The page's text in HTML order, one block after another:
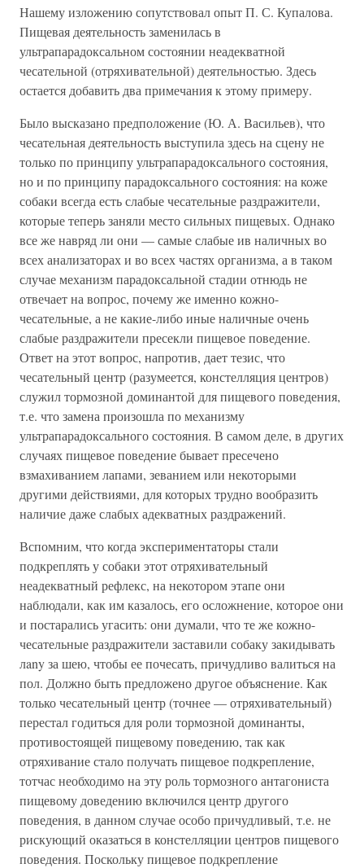
Нашему изложению сопутствовал опыт П. С. Купалова.
Пищевая деятельность заменилась в
ультрапарадоксальном состоянии неадекватной
чесательной (отряхивательной) деятельностью. Здесь
остается добавить два примечания к этому примеру.
Было высказано предположение (Ю. А. Васильев), что
чесательная деятельность выступила здесь на сцену не
только по принципу ультрапарадоксального состояния,
но и по принципу парадоксального состояния: на коже
собаки всегда есть слабые чесательные раздражители,
которые теперь заняли место сильных пищевых. Однако
все же навряд ли они — самые слабые ив наличных во
всех анализаторах и во всех частях организма, а в таком
случае механизм парадоксальной стадии отнюдь не
отвечает на вопрос, почему же именно кожно-
чесательные, а не какие-либо иные наличные очень
слабые раздражители пресекли пищевое поведение.
Ответ на этот вопрос, напротив, дает тезис, что
чесательный центр (разумеется, констелляция центров)
служил тормозной доминантой для пищевого поведения,
т.е. что замена произошла по механизму
ультрапарадоксального состояния. В самом деле, в других
случаях пищевое поведение бывает пресечено
взмахиванием лапами, зеванием или некоторыми
другими действиями, для которых трудно вообразить
наличие даже слабых адекватных раздражений.
Вспомним, что когда экспериментаторы стали
подкреплять у собаки этот отряхивательный
неадекватный рефлекс, на некотором этапе они
наблюдали, как им казалось, его осложнение, которое они
и постарались угасить: они думали, что те же кожно-
чесательные раздражители заставили собаку закидывать
лany за шею, чтобы ее почесать, причудливо валиться на
пол. Должно быть предложено другое объяснение. Как
только чесательный центр (точнее — отряхивательный)
перестал годиться для роли тормозной доминанты,
противостоящей пищевому поведению, так как
отряхивание стало получать пищевое подкрепление,
тотчас необходимо на эту роль тормозного антагониста
пищевому доведению включился центр другого
поведения, в данном случае особо причудливый, т.е. не
рискующий оказаться в констелляции центров пищевого
поведения. Поскольку пищевое подкрепление